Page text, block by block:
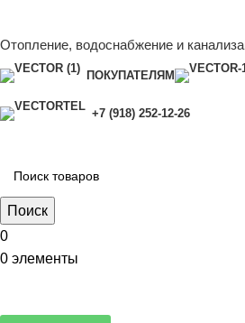
Отопление, водоснабжение и
ПОКУПАТЕЛЯМ
+7 (918) 252-12-26
Поиск
0
0 элементы